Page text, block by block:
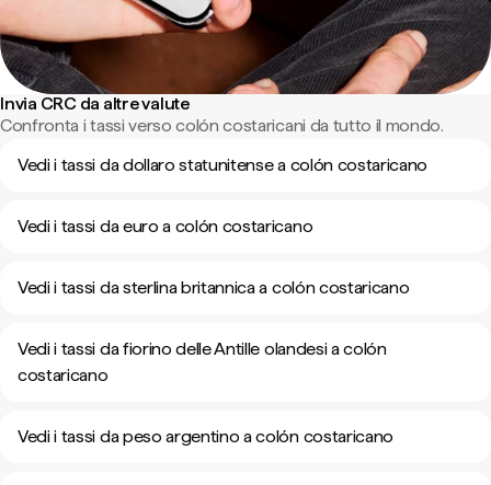
Invia CRC da altre valute
Confronta i tassi verso colón costaricani da tutto il mondo.
Vedi i tassi da dollaro statunitense a colón costaricano
Vedi i tassi da euro a colón costaricano
Vedi i tassi da sterlina britannica a colón costaricano
Vedi i tassi da fiorino delle Antille olandesi a colón
costaricano
Vedi i tassi da peso argentino a colón costaricano